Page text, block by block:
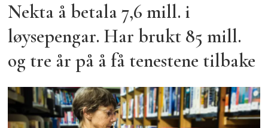
Nekta å betala 7,6 mill. i
løysepengar. Har brukt 85 mill.
og tre år på å få tenestene tilbake